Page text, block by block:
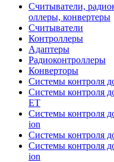
Считыватели,
оллеры, конвертеры
Считыватели
Контроллеры
Адаптеры
Радиоконтроллеры
Конверторы
Системы контроля
Системы контроля
ET
Системы контроля
ion
Системы контроля
Системы контроля
ion